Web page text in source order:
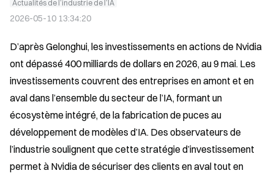
Actualités de l’industrie de l’IA
2026-05-10 13:34:20
D’après Gelonghui, les investissements en actions de Nvidia
ont dépassé 400 milliards de dollars en 2026, au 9 mai. Les
investissements couvrent des entreprises en amont et en
aval dans l’ensemble du secteur de l’IA, formant un
écosystème intégré, de la fabrication de puces au
développement de modèles d’IA. Des observateurs de
l’industrie soulignent que cette stratégie d’investissement
permet à Nvidia de sécuriser des clients en aval tout en